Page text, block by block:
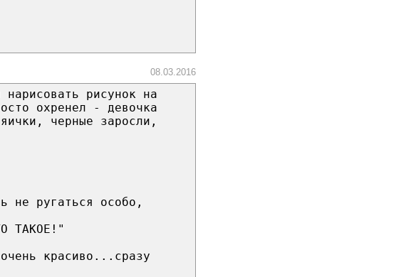
08.03.2016
рисунок на
охренел - девочка
черные заросли,
не ругаться особо,
ТАКОЕ!"
красиво...сразу